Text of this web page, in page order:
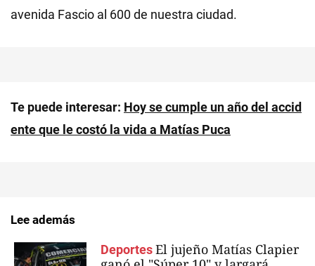
avenida Fascio al 600 de nuestra ciudad.
Te puede interesar: Hoy se cumple un año del accid
ente que le costó la vida a Matías Puca
Lee además
DeportesEl jujeño Matías Clapier